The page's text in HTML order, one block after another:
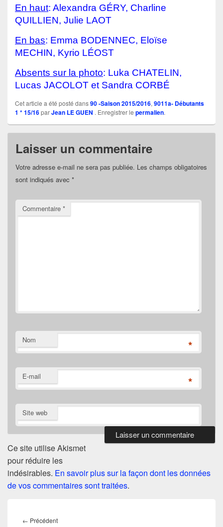
En haut: Alexandra GÉRY, Charline
QUILLIEN, Julie LAOT
En bas: Emma BODENNEC, Eloïse
MECHIN, Kyrio LÉOST
Absents sur la photo: Luka CHATELIN,
Lucas JACOLOT et Sandra CORBÉ
Cet article a été posté dans90 -Saison 2015/2016, 9011a- Débutants
1 * 15/16parJean LE GUEN . Enregistrer le permalien.
Laisser un commentaire
Votre adresse e-mail ne sera pas publiée. Les champs obligatoires
sont indiqués avec *
Commentaire *
Nom *
E-mail *
Site web
Ce site utilise Akismet
pour réduire les
indésirables. En savoir plus sur la façon dont les données
de vos commentaires sont traitées.
de
← PrécédentArticle